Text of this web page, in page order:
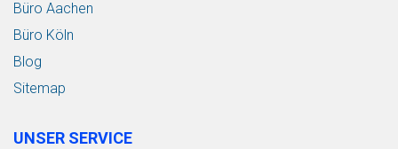
Büro Aachen
Büro Köln
Blog
Sitemap
UNSER SERVICE